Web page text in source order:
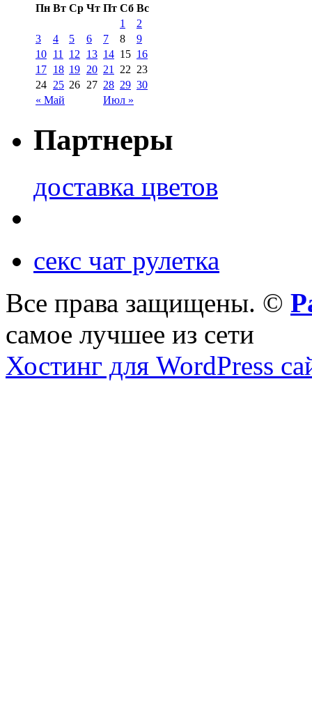
Пн Вт Ср Чт Пт Сб Вс
« Май Июл »
1
2
3
4 5 6 7 8
9
10 11 12 13 14 15 16
17 18 19 20 21 22 23
24 25 26 27 28 29 30
Партнеры
доставка цветов
секс чат рулетка
Все права защищены. ©
самое лучшее из сети
Хостинг для WordPress